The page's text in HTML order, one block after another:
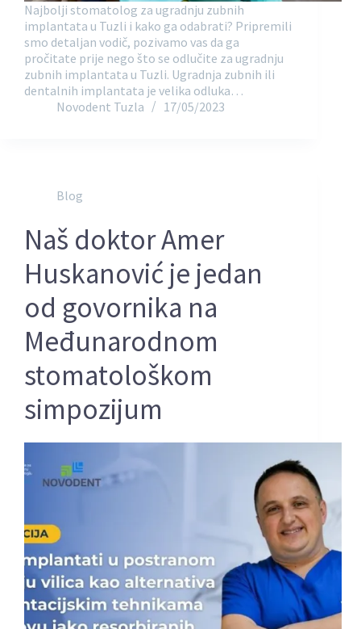
Najbolji stomatolog za ugradnju zubnih
implantata u Tuzli i kako ga odabrati? Pripremili
smo detaljan vodič, pozivamo vas da ga
pročitate prije nego što se odlučite za ugradnju
zubnih implantata u Tuzli. Ugradnja zubnih ili
dentalnih implantata je velika odluka…
Novodent Tuzla
17/05/2023
Blog
Naš doktor Amer
Huskanović je jedan
od govornika na
Međunarodnom
stomatološkom
simpozijum